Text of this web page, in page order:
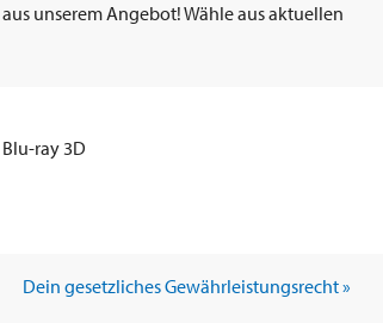
unserem Angebot! Wähle aus aktuellen
ray 3D
Dein gesetzliches Gewährleistungsrecht »